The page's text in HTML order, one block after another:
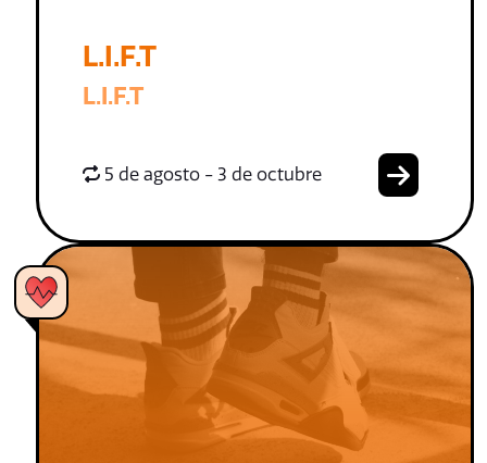
L.I.F.T
L.I.F.T
5 de agosto - 3 de octubre